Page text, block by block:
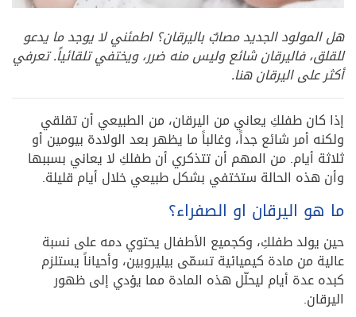
هل المولود الجديد مصابٌ باليرقان؟ اطمئني لا يوجد ما يدعو
للقلق، فاليرقان شائع وليس منه ضرر، ويختفي تلقائياً. تعرفي
أكثر على اليرقان هنا.
إذا كان طفلكِ يعاني من اليرقان، من الطبيعي أن تقلقي
ولكنه أمر شائع جداً، وغالباً ما يظهر بعد الولادة بيومين أو
ثلاثة أيام. من المهم أن تتذكري أن طفلكِ لا يعاني بسببها
وأن هذه الحالة ستختفي بشكل طبيعي خلال أيام قليلة.
ما هو اليرقان او الصفراء؟
حين يولد طفلكِ، وكجميع الأطفال يحتوي دمه على نسبة
عالية من مادة كيميائية تسمّى بيليروبين، وأحياناً يستلزم
كبده عدة أيام ليحلّل هذه المادة مما يؤدي إلى ظهور
اليرقان.